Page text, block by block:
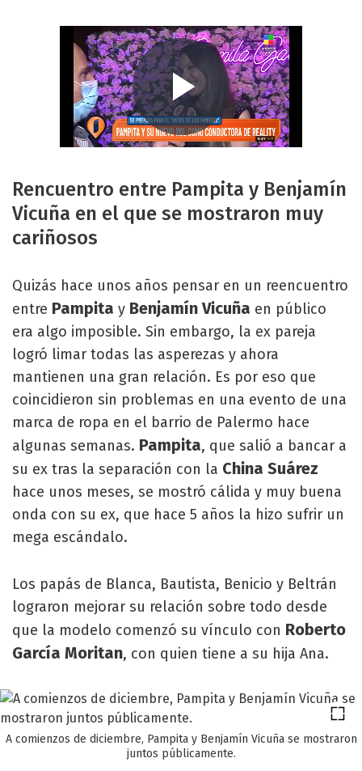
Rencuentro entre Pampita y Benjamín
Vicuña en el que se mostraron muy
cariñosos
Quizás hace unos años pensar en un reencuentro
entre Pampita y Benjamín Vicuña en público
era algo imposible. Sin embargo, la ex pareja
logró limar todas las asperezas y ahora
mantienen una gran relación. Es por eso que
coincidieron sin problemas en una evento de una
marca de ropa en el barrio de Palermo hace
algunas semanas. Pampita, que salió a bancar a
su ex tras la separación con la China Suárez
hace unos meses, se mostró cálida y muy buena
onda con su ex, que hace 5 años la hizo sufrir un
mega escándalo.
Los papás de Blanca, Bautista, Benicio y Beltrán
lograron mejorar su relación sobre todo desde
que la modelo comenzó su vínculo con Roberto
García Moritan, con quien tiene a su hija Ana.
A comienzos de diciembre, Pampita y Benjamín Vicuña se mostraron
juntos públicamente.